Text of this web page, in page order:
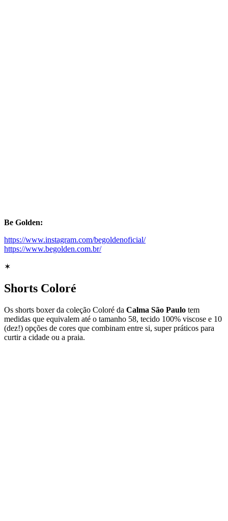
Be Golden:
https://www.instagram.com/begoldenoficial/
https://www.begolden.com.br/
✶
Shorts Coloré
Os shorts boxer da coleção Coloré da Calma São Paulo tem
medidas que equivalem até o tamanho 58, tecido 100% viscose e 10
(dez!) opções de cores que combinam entre si, super práticos para
curtir a cidade ou a praia.